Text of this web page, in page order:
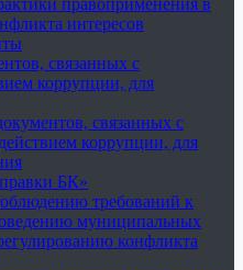
правоприменения в
интересов
связанных с
коррупции, для
связанных с
коррупции, для
БК»
требований к
муниципальных
конфликта